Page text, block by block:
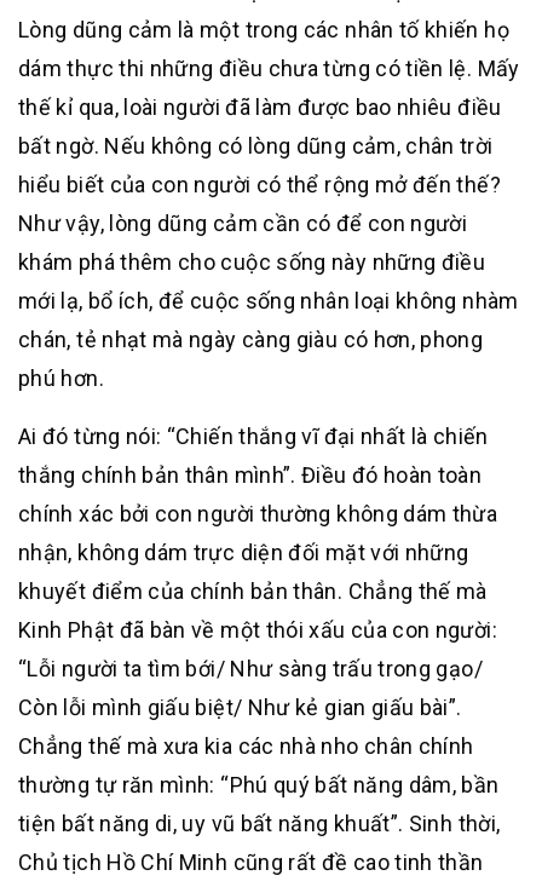
Lòng dũng cảm là một trong các nhân tố khiến họ
dám thực thi những điều chưa từng có tiền lệ. Mấy
thế kỉ qua, loài người đã làm được bao nhiêu điều
bất ngờ. Nếu không có lòng dũng cảm, chân trời
hiểu biết của con người có thể rộng mở đến thế?
Như vậy, lòng dũng cảm cần có để con người
khám phá thêm cho cuộc sống này những điều
mới lạ, bổ ích, để cuộc sống nhân loại không nhàm
chán, tẻ nhạt mà ngày càng giàu có hơn, phong
phú hơn.
Ai đó từng nói: “Chiến thắng vĩ đại nhất là chiến
thắng chính bản thân mình”. Điều đó hoàn toàn
chính xác bởi con người thường không dám thừa
nhận, không dám trực diện đối mặt với những
khuyết điểm của chính bản thân. Chẳng thế mà
Kinh Phật đã bàn về một thói xấu của con người:
“Lỗi người ta tìm bới/ Như sàng trấu trong gạo/
Còn lỗi mình giấu biệt/ Như kẻ gian giấu bài”.
Chẳng thế mà xưa kia các nhà nho chân chính
thường tự răn mình: “Phú quý bất năng dâm, bần
tiện bất năng di, uy vũ bất năng khuất”. Sinh thời,
Chủ tịch Hồ Chí Minh cũng rất đề cao tinh thần